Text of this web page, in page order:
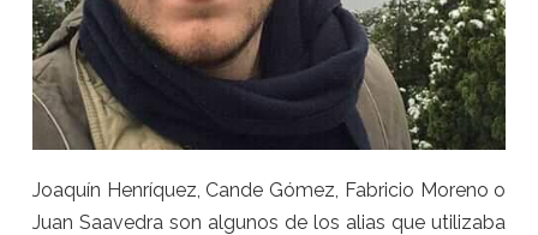
Joaquín Henríquez, Cande Gómez, Fabricio Moreno o
Juan Saavedra son algunos de los alias que utilizaba